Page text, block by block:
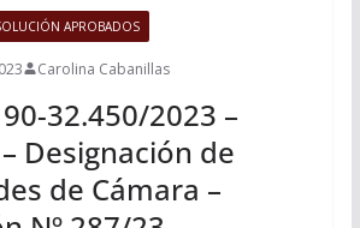
APROBADOS
Carolina Cabanillas
32.450/2023 –
Designación de
de Cámara –